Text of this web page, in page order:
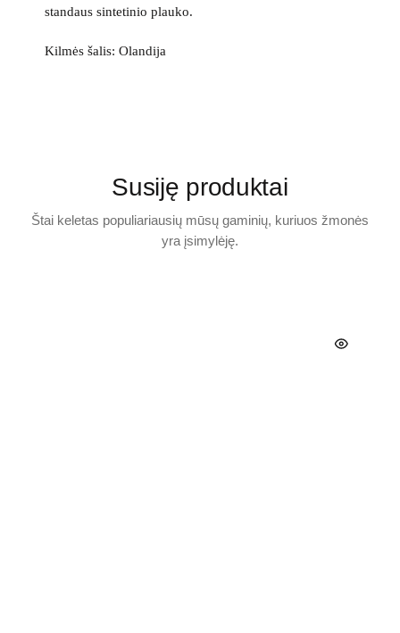
standaus sintetinio plauko.
Kilmės šalis: Olandija
Susiję produktai
Štai keletas populiariausių mūsų gaminių, kuriuos žmonės
yra įsimylėję.